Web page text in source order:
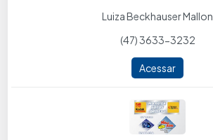
Luiza Beckhauser Mallon
(47) 3633-3232
Acessar